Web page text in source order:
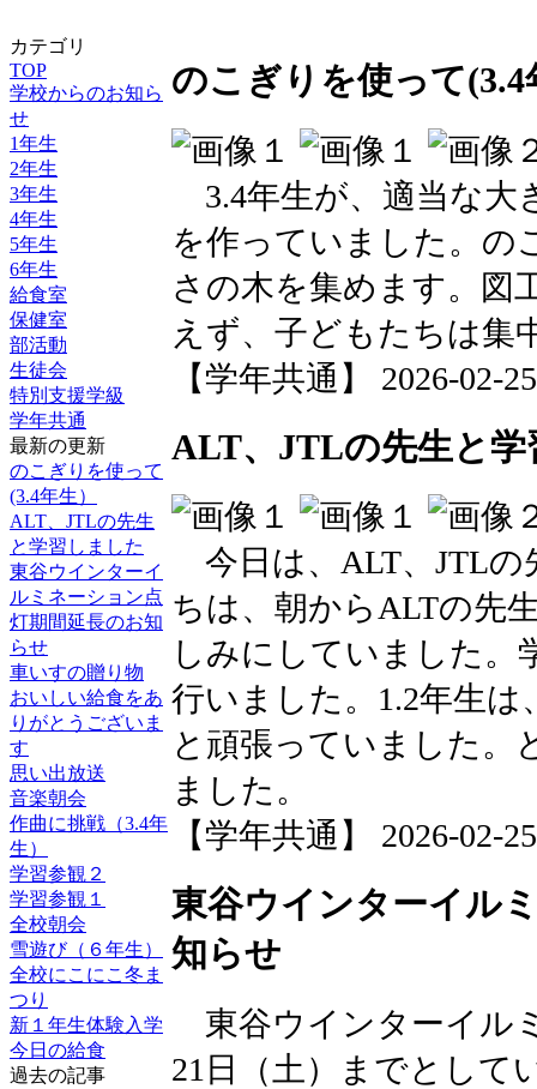
カテゴリ
TOP
学校からのお知ら
せ
1年生
2年生
3年生
4年生
5年生
6年生
給食室
保健室
部活動
生徒会
特別支援学級
学年共通
最新の更新
のこぎりを使って
(3.4年生）
ALT、JTLの先生
と学習しました
東谷ウインターイ
ルミネーション点
灯期間延長のお知
らせ
車いすの贈り物
おいしい給食をあ
りがとうございま
す
思い出放送
音楽朝会
作曲に挑戦（3.4年
生）
学習参観２
学習参観１
全校朝会
雪遊び（６年生）
全校にこにこ冬ま
つり
新１年生体験入学
今日の給食
過去の記事
のこぎりを使って(3.4
3.4年生が、適当な大
を作っていました。の
さの木を集めます。図
えず、子どもたちは集
【学年共通】 2026-02-
ALT、JTLの先生と学
今日は、ALT、JTLの
ちは、朝からALTの先
しみにしていました。
行いました。1.2年生
と頑張っていました。
ました。
【学年共通】 2026-02-
東谷ウインターイル
知らせ
東谷ウインターイル
21日（土）までとして